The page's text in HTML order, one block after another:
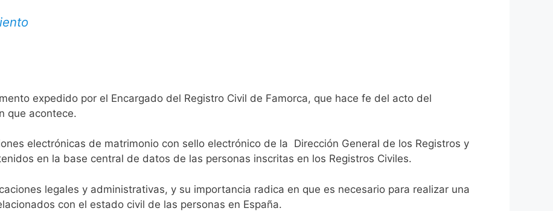
expedido por el Encargado del Registro Civil de Famorca, que hace fe del acto del
que acontece.
electrónicas de matrimonio con sello electrónico de la Dirección General de los Registros y
en la base central de datos de las personas inscritas en los Registros Civiles.
legales y administrativas, y su importancia radica en que es necesario para realizar una
con el estado civil de las personas en España.